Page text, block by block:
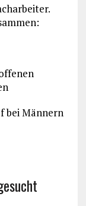
bei Männern